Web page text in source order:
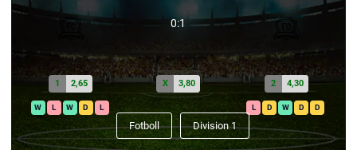
0:1
W L W D L
1 2,65 X 3,80 2 4,30
L D W D D
Fotboll Division 1